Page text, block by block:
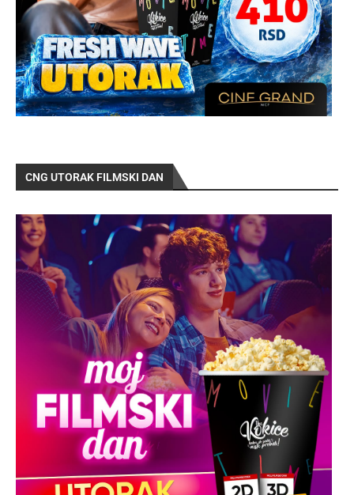
CNG UTORAK FILMSKI DAN